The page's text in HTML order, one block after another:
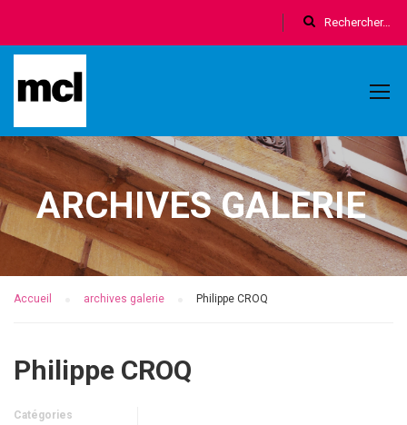
ARCHIVES GALERIE
Accueil archives galerie Philippe CROQ
Philippe CROQ
Catégories